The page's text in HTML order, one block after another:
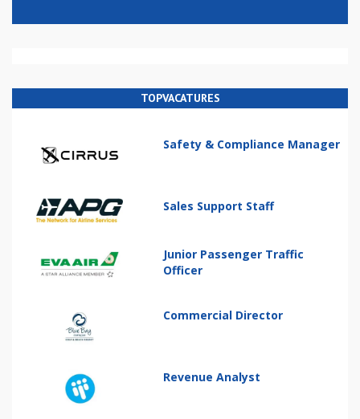
TOPVACATURES
Safety & Compliance Manager
Sales Support Staff
Junior Passenger Traffic
Officer
Commercial Director
Revenue Analyst